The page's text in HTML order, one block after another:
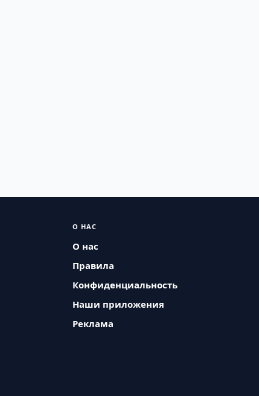
О НАС
О нас
Правила
Конфиденциальность
Наши приложения
Реклама